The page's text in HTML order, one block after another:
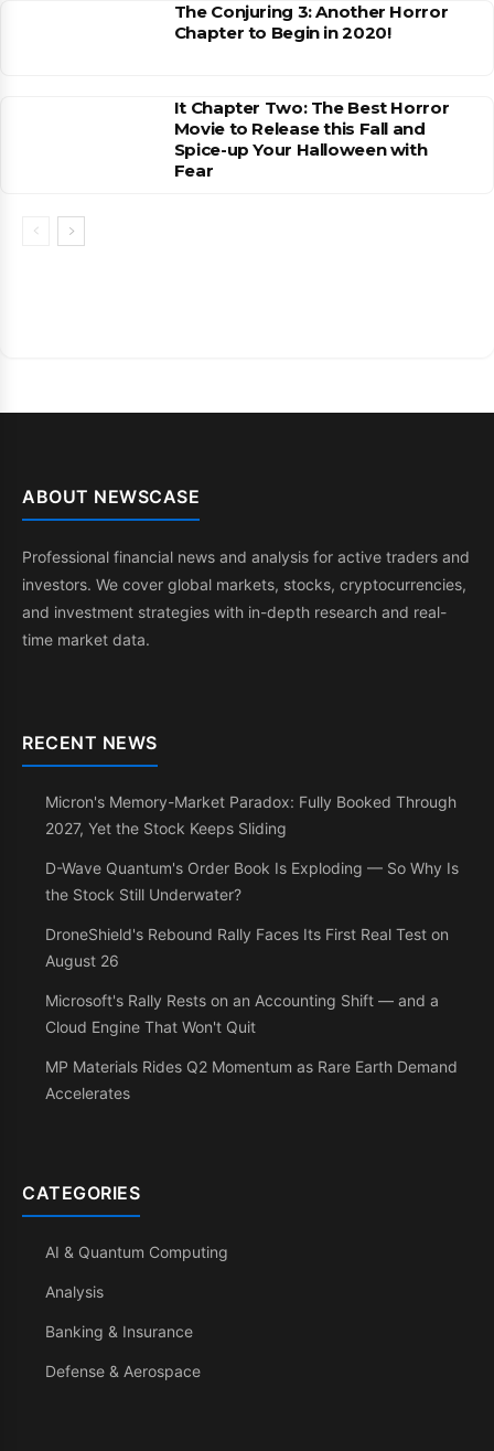
The Conjuring 3: Another Horror
Chapter to Begin in 2020!
It Chapter Two: The Best Horror
Movie to Release this Fall and
Spice-up Your Halloween with
Fear
ABOUT NEWSCASE
Professional financial news and analysis for active traders and
investors. We cover global markets, stocks, cryptocurrencies,
and investment strategies with in-depth research and real-
time market data.
RECENT NEWS
Micron's Memory-Market Paradox: Fully Booked Through
2027, Yet the Stock Keeps Sliding
D-Wave Quantum's Order Book Is Exploding — So Why Is
the Stock Still Underwater?
DroneShield's Rebound Rally Faces Its First Real Test on
August 26
Microsoft's Rally Rests on an Accounting Shift — and a
Cloud Engine That Won't Quit
MP Materials Rides Q2 Momentum as Rare Earth Demand
Accelerates
CATEGORIES
AI & Quantum Computing
Analysis
Banking & Insurance
Defense & Aerospace